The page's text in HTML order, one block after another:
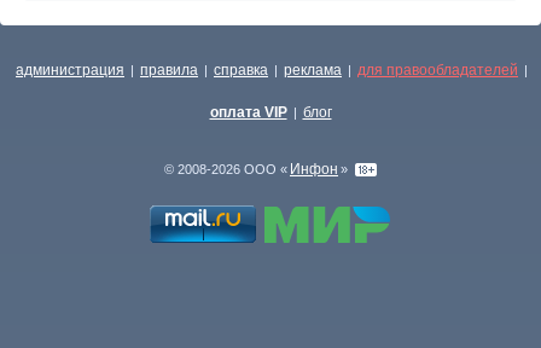
администрация | правила | справка | реклама | для правообладателей |
оплата VIP | блог
© 2008-2026 ООО « Инфон »